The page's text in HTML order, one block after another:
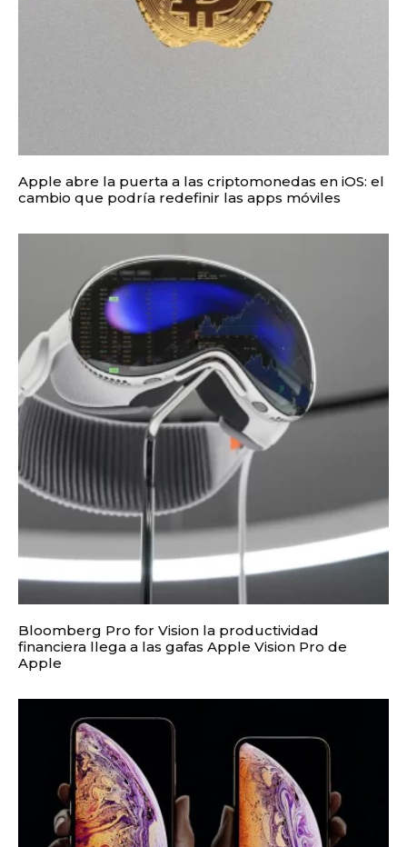
Apple abre la puerta a las criptomonedas en iOS: el
cambio que podría redefinir las apps móviles
Bloomberg Pro for Vision la productividad
financiera llega a las gafas Apple Vision Pro de
Apple